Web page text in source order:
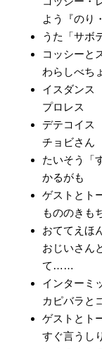
よう『のり
うた「サボ
コッシーと
わらしべち
イスダンス
プロレス
デテコイス
チョビさん
たいそう「
かるがも
ゲストとト
もののきも
おててえほ
おじいさん
て……
インターミ
カピバラと
ゲストとト
すぐ言うし